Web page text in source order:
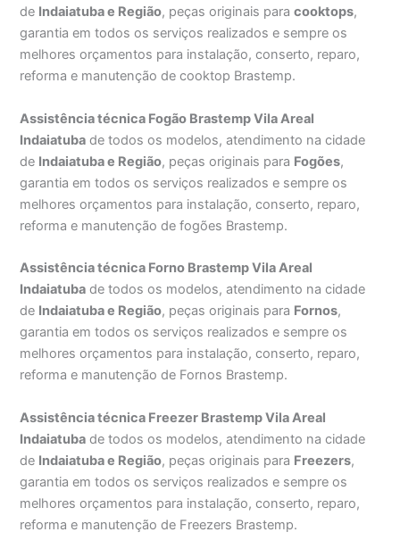
de Indaiatuba e Região, peças originais paracooktops,
garantia em todos os serviços realizados e sempre os
melhores orçamentos para instalação, conserto, reparo,
reforma e manutenção de cooktop Brastemp.
Assistência técnica Fogão Brastemp Vila Areal
Indaiatuba de todos os modelos, atendimento na cidade
de Indaiatuba e Região, peças originais para Fogões,
garantia em todos os serviços realizados e sempre os
melhores orçamentos para instalação, conserto, reparo,
reforma e manutenção de fogões Brastemp.
Assistência técnica Forno Brastemp Vila Areal
Indaiatuba de todos os modelos, atendimento na cidade
de Indaiatuba e Região, peças originais para Fornos,
garantia em todos os serviços realizados e sempre os
melhores orçamentos para instalação, conserto, reparo,
reforma e manutenção de Fornos Brastemp.
Assistência técnica Freezer Brastemp Vila Areal
Indaiatuba de todos os modelos, atendimento na cidade
de Indaiatuba e Região, peças originais para Freezers,
garantia em todos os serviços realizados e sempre os
melhores orçamentos para instalação, conserto, reparo,
reforma e manutenção de Freezers Brastemp.